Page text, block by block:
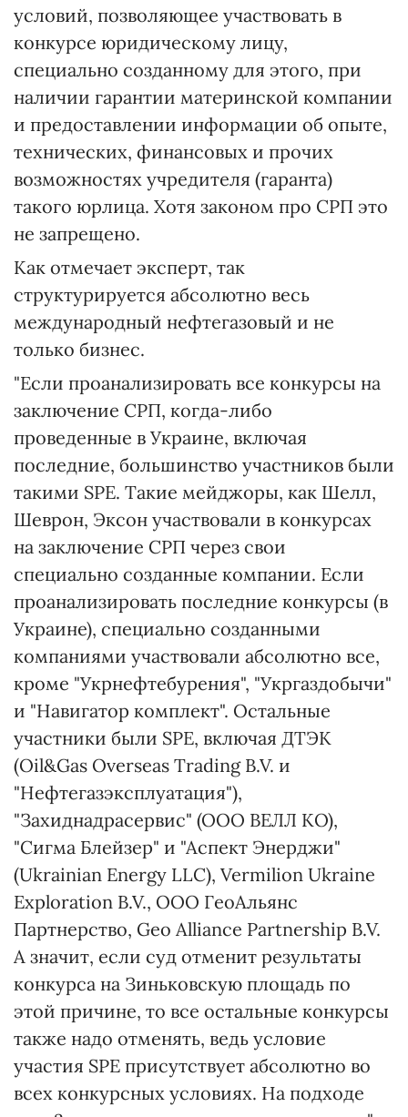
условий, позволяющее участвовать в
конкурсе юридическому лицу,
специально созданному для этого, при
наличии гарантии материнской компании
и предоставлении информации об опыте,
технических, финансовых и прочих
возможностях учредителя (гаранта)
такого юрлица. Хотя законом про СРП это
не запрещено.
Как отмечает эксперт, так
структурируется абсолютно весь
международный нефтегазовый и не
только бизнес.
"Если проанализировать все конкурсы на
заключение СРП, когда-либо
проведенные в Украине, включая
последние, большинство участников были
такими SPE. Такие мейджоры, как Шелл,
Шеврон, Эксон участвовали в конкурсах
на заключение СРП через свои
специально созданные компании. Если
проанализировать последние конкурсы (в
Украине), специально созданными
компаниями участвовали абсолютно все,
кроме "Укрнефтебурения", "Укргаздобычи"
и "Навигатор комплект". Остальные
участники были SPЕ, включая ДТЭК
(Oil&Gas Overseas Trading B.V. и
"Нефтегазэксплуатация"),
"Захиднадрасервис" (ООО ВЕЛЛ КО),
"Сигма Блейзер" и "Аспект Энерджи"
(Ukrainian Energy LLC), Vermilion Ukraine
Exploration B.V., ООО ГеоАльянс
Партнерство, Geo Alliance Partnership B.V.
А значит, если суд отменит результаты
конкурса на Зиньковскую площадь по
этой причине, то все остальные конкурсы
также надо отменять, ведь условие
участия SPE присутствует абсолютно во
всех конкурсных условиях. На подходе